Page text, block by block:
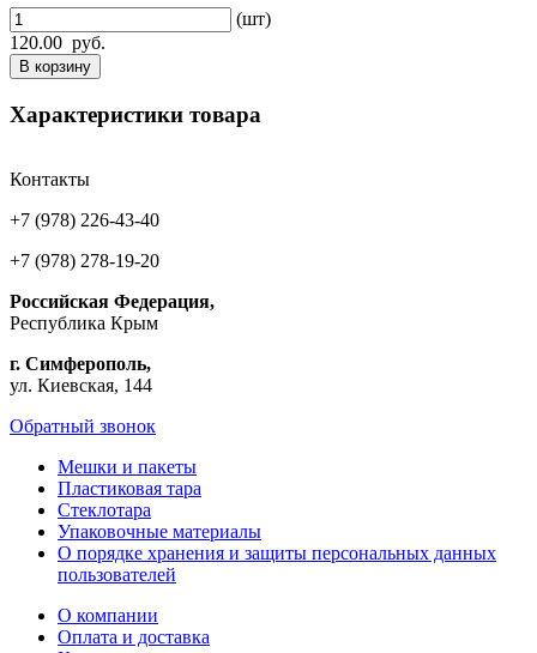
(шт)
120.00 руб.
В корзину
Характеристики товара
Контакты
+7 (978) 226-43-40
+7 (978) 278-19-20
Российская Федерация,
Республика Крым
г. Симферополь,
ул. Киевская, 144
Обратный звонок
Мешки и пакеты
Пластиковая тара
Стеклотара
Упаковочные материалы
О порядке хранения и защиты персональных данных
пользователей
О компании
Оплата и доставка